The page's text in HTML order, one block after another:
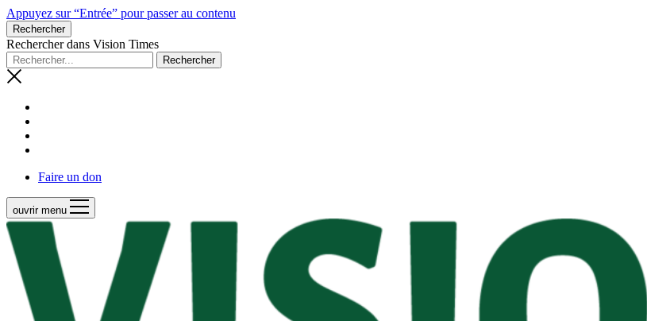
Appuyez sur “Entrée” pour passer au contenu
Rechercher
Rechercher dans Vision Times
Faire un don
ouvrir menu